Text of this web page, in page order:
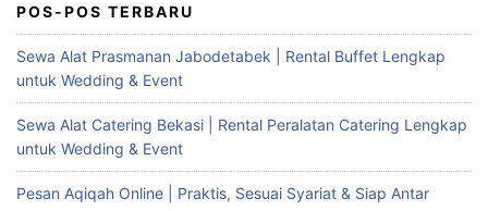
POS-POS TERBARU
Sewa Alat Prasmanan Jabodetabek | Rental Buffet Lengkap
untuk Wedding & Event
Sewa Alat Catering Bekasi | Rental Peralatan Catering Lengkap
untuk Wedding & Event
Pesan Aqiqah Online | Praktis, Sesuai Syariat & Siap Antar